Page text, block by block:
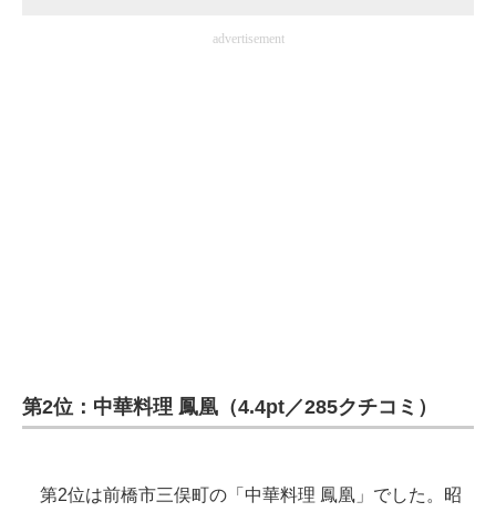
advertisement
第2位：中華料理 鳳凰（4.4pt／285クチコミ）
第2位は前橋市三俣町の「中華料理 鳳凰」でした。昭